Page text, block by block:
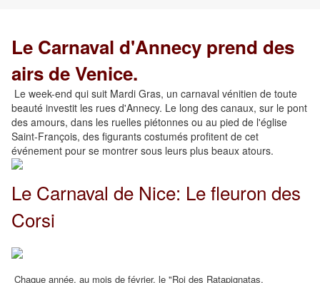
Le Carnaval d'Annecy prend des
airs de Venice.
Le week-end qui suit Mardi Gras, un carnaval vénitien de toute
beauté investit les rues d'Annecy. Le long des canaux, sur le pont
des amours, dans les ruelles piétonnes ou au pied de l'église
Saint-François, des figurants costumés profitent de cet
événement pour se montrer sous leurs plus beaux atours.
Le Carnaval de Nice: Le fleuron des
Corsi
Chaque année, au mois de février, le "Roi des Ratapignatas,